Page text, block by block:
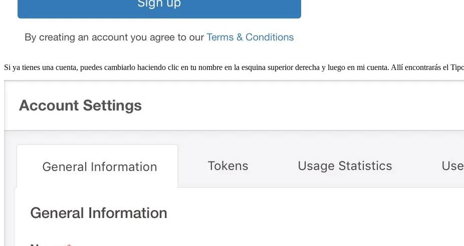
Si ya tienes una cuenta, puedes cambiarlo haciendo clic en tu nombre en la esquina superior derecha y luego en mi cuenta. Allí encontrarás el